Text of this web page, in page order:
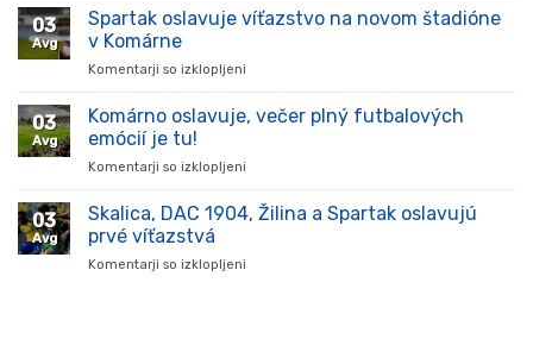
stal
súťaži
Lavrinčík
sa
03
Avg
Spartak oslavuje víťazstvo na novom štadióne
v Komárne
Komentarji so izklopljeni
oslavuje
v
03
Avg
Komárno oslavuje, večer plný futbalových
emócií je tu!
Komentarji so izklopljeni
oslavuje,
03
Avg
Skalica, DAC 1904, Žilina a Spartak oslavujú
prvé víťazstvá
Komentarji so izklopljeni